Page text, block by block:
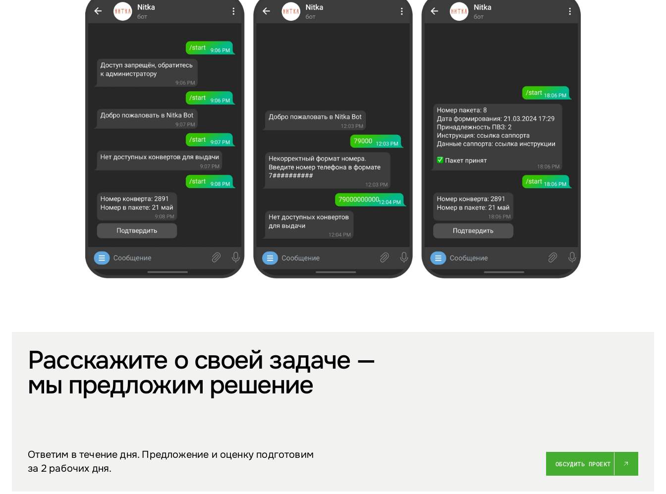
Расскажите о своей задаче —
мы предложим решение
Ответим в течение дня. Предложение и оценку подготовим
за 2 рабочих дня.
ОБСУДИТЬ ПРОЕКТ